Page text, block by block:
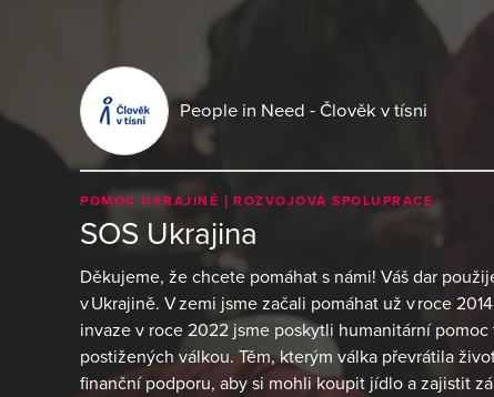
People in Need - Člověk v tísni
POMOC UKRAJINĚ ROZVOJOVÁ SPOLUPRÁCE
SOS Ukrajina
Děkujeme, že chcete pomáhat s námi! Váš dar
v Ukrajině. V zemi jsme začali pomáhat už v roce
invaze v roce 2022 jsme poskytli humanitární
postižených válkou. Těm, kterým válka převrátila
finanční podporu, aby si mohli koupit jídlo a zajistit